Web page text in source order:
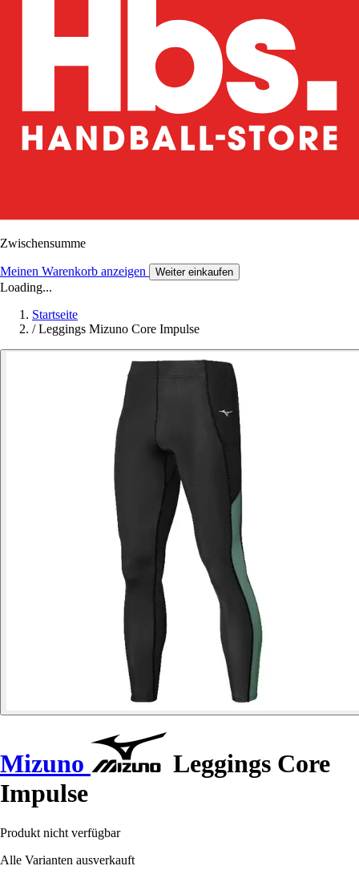
Zwischensumme
Meinen Warenkorb anzeigen Weiter einkaufen
Loading...
Startseite
/ Leggings Mizuno Core Impulse
Mizuno
Leggings Core
Impulse
Produkt nicht verfügbar
Alle Varianten ausverkauft